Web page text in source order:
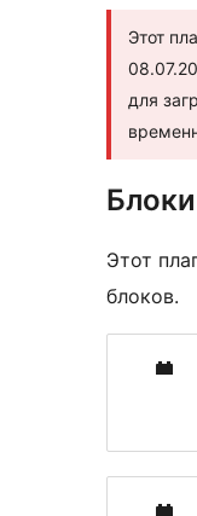
Этот
для
Блоки
Этот
блоков.